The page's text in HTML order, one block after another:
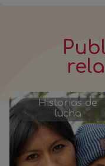
Historias de
lucha